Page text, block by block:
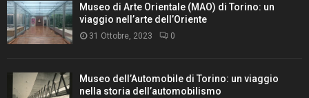
Museo di Arte Orientale (MAO) di Torino: un
viaggio nell’arte dell’Oriente
31 Ottobre, 2023 0
Museo dell’Automobile di Torino: un viaggio
nella storia dell’automobilismo